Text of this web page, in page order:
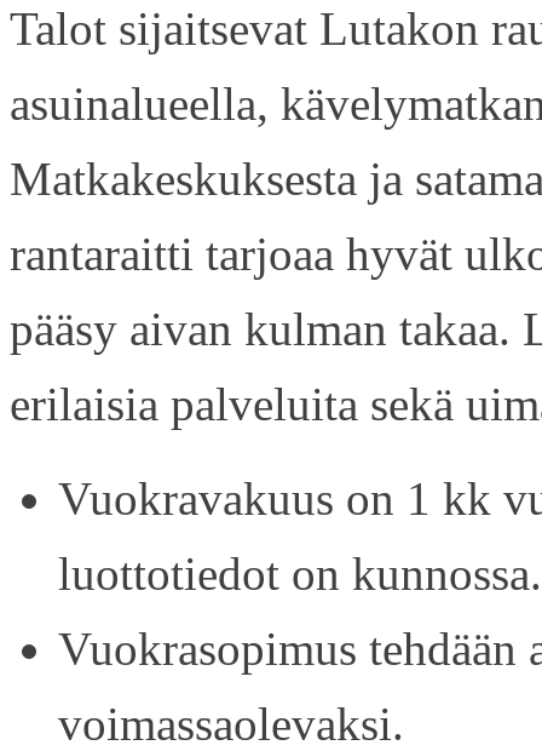
Talot sijaitsevat Lutakon
asuinalueella,
Matkakeskuksesta ja
rantaraitti tarjoaa hyvät
pääsy aivan kulman
erilaisia palveluita sekä
Vuokravakuus on 1 kk
luottotiedot on kunnossa.
Vuokrasopimus tehdään
voimassaolevaksi.